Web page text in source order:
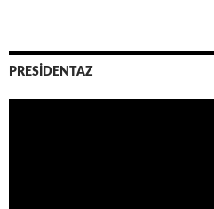
PRESİDENTAZ